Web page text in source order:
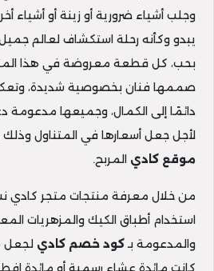
وجلب أشياء ضرورية أو زينة أو أشياء
يبدو وكأنه رحلة استكشاف لعالم
بحب، كل قطعة معروضة في هذا
صممها فنان بخصوصية شديدة،
دائمًا إلى الكمال، وجميعها مدعومة
لأجل جعل أسعارها في المتناول
موقع كادي المربح.
من خلال معرفة منتجات متجر كادي
استخدام أطباق الكيك والمزهريات
والمدعومة بـكود خصم كادي لجعل
كانت مائدة عشاء رسمية أو مائدة